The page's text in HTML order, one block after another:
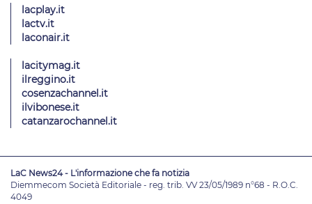
lacplay.it
lactv.it
laconair.it
lacitymag.it
ilreggino.it
cosenzachannel.it
ilvibonese.it
catanzarochannel.it
LaC News24 - L'informazione che fa notizia
Diemmecom Società Editoriale - reg. trib. VV 23/05/1989 n°68 - R.O.C.
4049